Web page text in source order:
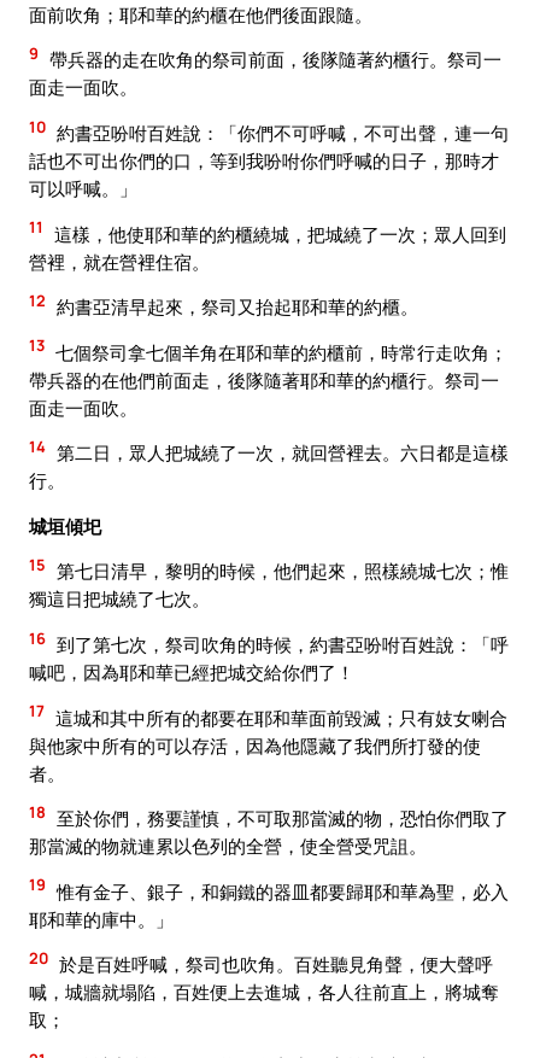
面前吹角；耶和華的約櫃在他們後面跟隨。
9 帶兵器的走在吹角的祭司前面，後隊隨著約櫃行。祭司一
面走一面吹。
10 約書亞吩咐百姓說：「你們不可呼喊，不可出聲，連一句
話也不可出你們的口，等到我吩咐你們呼喊的日子，那時才
可以呼喊。」
11
這樣，他使耶和華的約櫃繞城，把城繞了一次；眾人回到
營裡，就在營裡住宿。
12 約書亞清早起來，祭司又抬起耶和華的約櫃。
13 七個祭司拿七個羊角在耶和華的約櫃前，時常行走吹角；
帶兵器的在他們前面走，後隊隨著耶和華的約櫃行。祭司一
面走一面吹。
14 第二日，眾人把城繞了一次，就回營裡去。六日都是這樣
行。
城垣傾圯
15 第七日清早，黎明的時候，他們起來，照樣繞城七次；惟
獨這日把城繞了七次。
16 到了第七次，祭司吹角的時候，約書亞吩咐百姓說：「呼
喊吧，因為耶和華已經把城交給你們了！
17 這城和其中所有的都要在耶和華面前毀滅；只有妓女喇合
與他家中所有的可以存活，因為他隱藏了我們所打發的使
者。
18 至於你們，務要謹慎，不可取那當滅的物，恐怕你們取了
那當滅的物就連累以色列的全營，使全營受咒詛。
19 惟有金子、銀子，和銅鐵的器皿都要歸耶和華為聖，必入
耶和華的庫中。」
20 於是百姓呼喊，祭司也吹角。百姓聽見角聲，便大聲呼
喊，城牆就塌陷，百姓便上去進城，各人往前直上，將城奪
取；